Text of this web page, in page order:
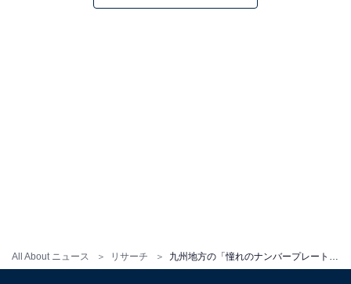
All About ニュース リサーチ
1 2